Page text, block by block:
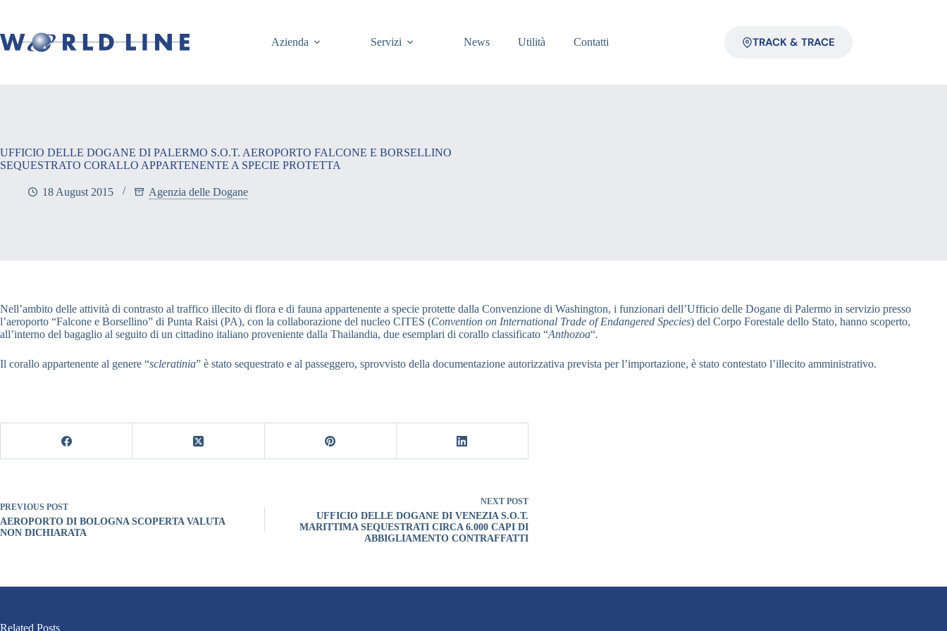
Azienda Servizi News Utilità Contatti TRACK & TRACE
UFFICIO DELLE DOGANE DI PALERMO S.O.T. AEROPORTO FALCONE E BORSELLINO
SEQUESTRATO CORALLO APPARTENENTE A SPECIE PROTETTA
18 August 2015 Agenzia delle Dogane
Nell’ambito delle attività di contrasto al traffico illecito di flora e di fauna appartenente a specie protette dalla Convenzione di Washington, i funzionari dell’Ufficio delle Dogane di Palermo in servizio presso
l’aeroporto “Falcone e Borsellino” di Punta Raisi (PA), con la collaborazione del nucleo CITES (Convention on International Trade of Endangered Species) del Corpo Forestale dello Stato, hanno scoperto,
all’interno del bagaglio al seguito di un cittadino italiano proveniente dalla Thailandia, due esemplari di corallo classificato “Anthozoa“.
Il corallo appartenente al genere “scleratinia” è stato sequestrato e al passeggero, sprovvisto della documentazione autorizzativa prevista per l’importazione, è stato contestato l’illecito amministrativo.
PREVIOUS POST
AEROPORTO DI BOLOGNA SCOPERTA VALUTA
NON DICHIARATA
NEXT POST
UFFICIO DELLE DOGANE DI VENEZIA S.O.T.
MARITTIMA SEQUESTRATI CIRCA 6.000 CAPI DI
ABBIGLIAMENTO CONTRAFFATTI
Related Posts